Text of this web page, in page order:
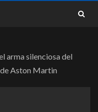
arma silenciosa del
Aston Martin